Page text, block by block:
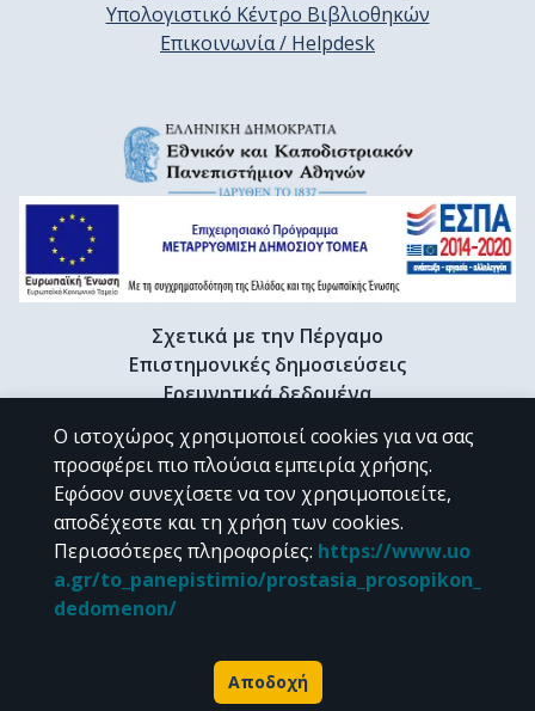
Υπολογιστικό Κέντρο Βιβλιοθηκών
Επικοινωνία / Helpdesk
Σχετικά με την Πέργαμο
Επιστημονικές δημοσιεύσεις
Ερευνητικά δεδομένα
Διδακτορικές διατριβές & Γκρίζα βιβλιογραφία
Προφίλ Ερευνητή
CC BY-NC 4.0
Εκτός αν αναφέρεται διαφορετικά, το υλικό της "Περγάμου" διατίθεται
Powered by
Ο ιστοχώρος χρησιμοποιεί cookies για να σας
προσφέρει πιο πλούσια εμπειρία χρήσης.
Εφόσον συνεχίσετε να τον χρησιμοποιείτε,
αποδέχεστε και τη χρήση των cookies.
Περισσότερες πληροφορίες: https://www.uo
a.gr/to_panepistimio/prostasia_prosopikon_
dedomenon/
Αποδοχή